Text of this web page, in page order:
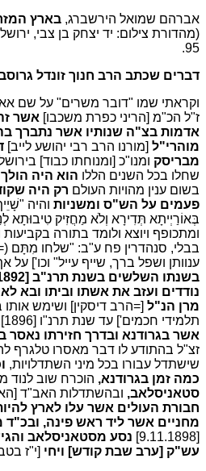
אברהם שמואל הירשברג, בארץ
95.
דברים שכתב הרב חנוך זונדל
וקראתי שמו "דובר משרים" על שם
ז"ל הכ"מ [הריני כפרת משכבו] אשר
אדמות בצ"ה שנותיו אשר נתברך
מוהרי"ל [מורנו הרב רבי יהושע לייב]
מבריסק ומנו"כ [ומנוחתו כבוד]
שחלו בכל השנים הללו הוא היה
בשום ענין מהויות העולם רק היה
פעמים על הש"ס ומשניות והיה
בְּאוֹרַיְיתָא תְּדִירָא וְלֹא מַחֲזִיק טִיבוּתָא
ומתכופף ויוצא ולומד בתורה
בבלי, סנהדרין פח ע"ב: "שלחו מִתָּם
ענוותן ושפל ברך, שייף עייל" וכו'] על
נודדים ועזב את אשתו וביתו ובא
מרן הנ"ל [=הרב דיסקין] ושימש
תלמידי חכמים'] עד שנת תרנ"ו [1896],
אשר בגרודנא ובדרך חזירתו נאסר
זצ"ל בהתודע לו דבר מאסרו טלגרף
שישתדל עבורו בכל מיני השתדלויות,
כמה זמן בגרודנא, הוכרח שוב לנוד
סטאניסלאב, ובהשתדלות האב"ד
חבורת העולים אשר עלו לארץ
מחניים אשר ליד ראש פינה,
[9.11.1898]
נסע מסטאניסלאב
עש"ק [ערב שבת קודש] ויחי [י"ז בטבת